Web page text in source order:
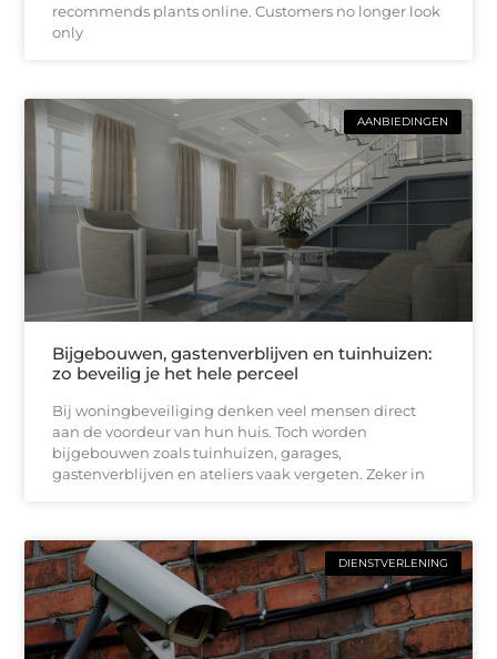
recommends plants online. Customers no longer look
only
AANBIEDINGEN
Bijgebouwen, gastenverblijven en tuinhuizen:
zo beveilig je het hele perceel
Bij woningbeveiliging denken veel mensen direct
aan de voordeur van hun huis. Toch worden
bijgebouwen zoals tuinhuizen, garages,
gastenverblijven en ateliers vaak vergeten. Zeker in
DIENSTVERLENING